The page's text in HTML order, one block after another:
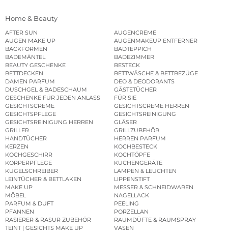
Home & Beauty
AFTER SUN
AUGENCREME
AUGEN MAKE UP
AUGENMAKEUP ENTFERNER
BACKFORMEN
BADTEPPICH
BADEMÄNTEL
BADEZIMMER
BEAUTY GESCHENKE
BESTECK
BETTDECKEN
BETTWÄSCHE & BETTBEZÜGE
DAMEN PARFUM
DEO & DEODORANTS
DUSCHGEL & BADESCHAUM
GÄSTETÜCHER
GESCHENKE FÜR JEDEN ANLASS
FÜR SIE
GESICHTSCREME
GESICHTSCREME HERREN
GESICHTSPFLEGE
GESICHTSREINIGUNG
GESICHTSREINIGUNG HERREN
GLÄSER
GRILLER
GRILLZUBEHÖR
HANDTÜCHER
HERREN PARFUM
KERZEN
KOCHBESTECK
KOCHGESCHIRR
KOCHTÖPFE
KÖRPERPFLEGE
KÜCHENGERÄTE
KUGELSCHREIBER
LAMPEN & LEUCHTEN
LEINTÜCHER & BETTLAKEN
LIPPENSTIFT
MAKE UP
MESSER & SCHNEIDWAREN
MÖBEL
NAGELLACK
PARFUM & DUFT
PEELING
PFANNEN
PORZELLAN
RASIERER & RASUR ZUBEHÖR
RAUMDÜFTE & RAUMSPRAY
TEINT | GESICHTS MAKE UP
VASEN